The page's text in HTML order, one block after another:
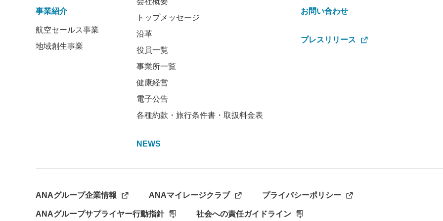
事業紹介
航空セールス事業
地域創生事業
トップメッセージ
沿革
役員一覧
事業所一覧
健康経営
電子公告
各種約款・旅行条件書・取扱料金表
NEWS
お問い合わせ
プレスリリース
ANAグループ企業情報 ANAマイレージクラブ プライバシーポリシー
ANAグループサプライヤー行動指針 社会への責任ガイドライン